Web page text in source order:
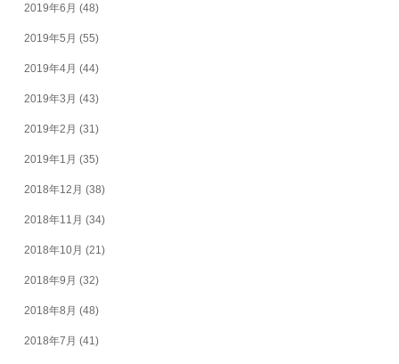
2019年6月 (48)
2019年5月 (55)
2019年4月 (44)
2019年3月 (43)
2019年2月 (31)
2019年1月 (35)
2018年12月 (38)
2018年11月 (34)
2018年10月 (21)
2018年9月 (32)
2018年8月 (48)
2018年7月 (41)